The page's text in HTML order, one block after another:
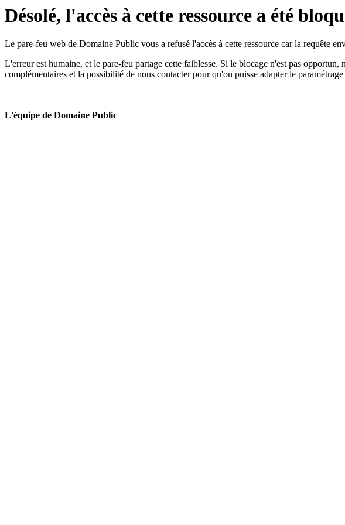
Désolé, l'accès à cette ressource a été
Le pare-feu web de Domaine Public vous a refusé l'accès à cette ressource car la requête
L'erreur est humaine, et le pare-feu partage cette faiblesse. Si le blocage n'est pas
complémentaires et la possibilité de nous contacter pour qu'on puisse adapter le
L'équipe de Domaine Public